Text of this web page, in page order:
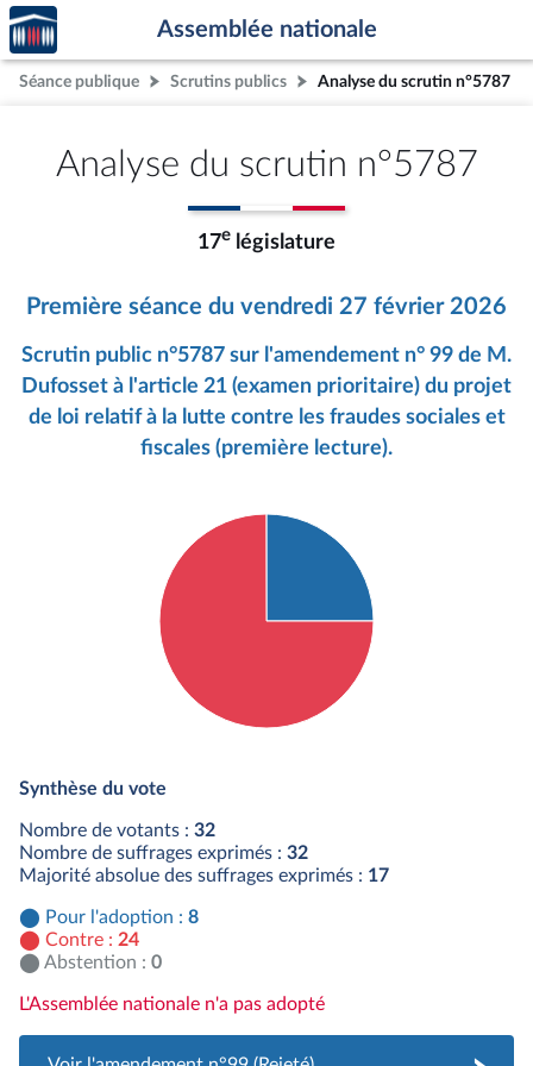
Aller au contenu
Aller en bas de la page
Accèder
à la
page
d'accueil
Assemblée nationale
Séance publique Scrutins publics Analyse du scrutin n°5787
Analyse du scrutin n°5787
17e législature
Première séance du vendredi 27 février 2026
Scrutin public n°5787 sur l'amendement n° 99 de M.
Dufosset à l'article 21 (examen prioritaire) du projet
de loi relatif à la lutte contre les fraudes sociales et
fiscales (première lecture).
Synthèse du vote
Nombre de votants : 32
Nombre de suffrages exprimés : 32
Majorité absolue des suffrages exprimés : 17
Pour l'adoption : 8
Contre : 24
Abstention : 0
L'Assemblée nationale n'a pas adopté